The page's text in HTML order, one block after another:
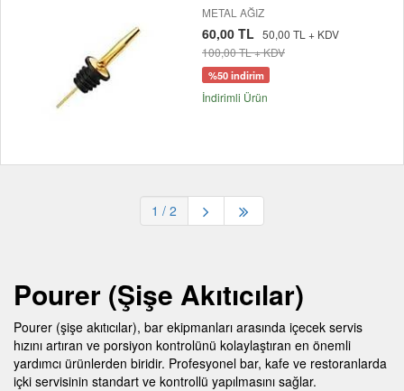
METAL AĞIZ
60,00 TL 50,00 TL + KDV
100,00 TL + KDV
%50 indirim
İndirimli Ürün
1 / 2
Pourer (Şişe Akıtıcılar)
Pourer (şişe akıtıcılar), bar ekipmanları arasında içecek servis
hızını artıran ve porsiyon kontrolünü kolaylaştıran en önemli
yardımcı ürünlerden biridir. Profesyonel bar, kafe ve restoranlarda
içki servisinin standart ve kontrollü yapılmasını sağlar.